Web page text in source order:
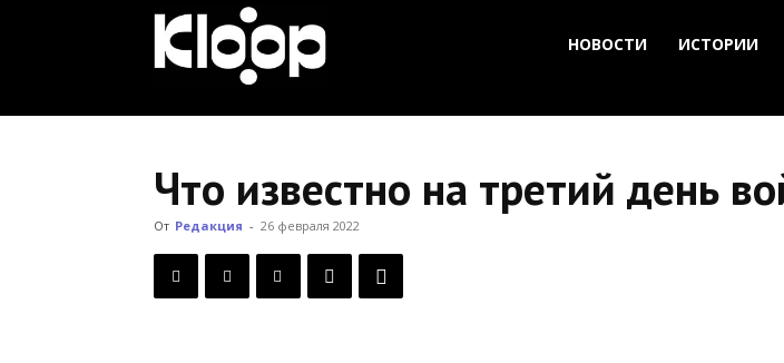
Новости
НОВОСТИ ИСТОРИИ
Что известно на третий день
От Редакция - 26 февраля 2022